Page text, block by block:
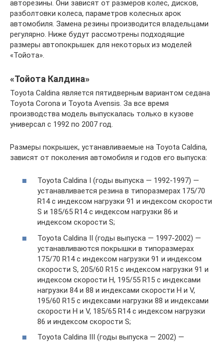
авторезины. Они зависят от размеров колес, дисков,
разболтовки колеса, параметров колесных арок
автомобиля. Замена резины производится владельцами
регулярно. Ниже будут рассмотрены подходящие
размеры автопокрышек для некоторых из моделей
«Тойота».
«Тойота Калдина»
Toyota Caldina является пятидверным вариантом седана
Toyota Corona и Toyota Avensis. За все время
производства модель выпускалась только в кузове
универсал с 1992 по 2007 год.
Размеры покрышек, устанавливаемые на Toyota Caldina,
зависят от поколения автомобиля и годов его выпуска:
Toyota Caldina I (годы выпуска — 1992-1997) —
устанавливается резина в типоразмерах 175/70
R14 с индексом нагрузки 91 и индексом скорости
S и 185/65 R14 с индексом нагрузки 86 и
индексом скорости S;
Toyota Caldina II (годы выпуска — 1997-2002) —
устанавливаются покрышки в типоразмерах
175/70 R14 с индексом нагрузки 91 и индексом
скорости S, 205/60 R15 с индексом нагрузки 91 и
индексом скорости H, 195/55 R15 c индексами
нагрузки 84 и 88 и индексами скорости Н и V,
195/60 R15 с индексами нагрузки 88 и индексами
скорости Н и V, 185/65 R14 с индексом нагрузки
86 и индексом скорости S;
Toyota Caldina III (годы выпуска — 2002) —